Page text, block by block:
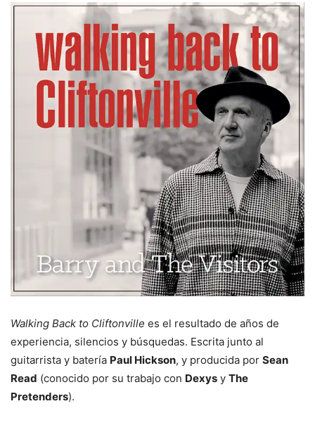
Walking Back to Cliftonville es el resultado de años de
experiencia, silencios y búsquedas. Escrita junto al
guitarrista y batería Paul Hickson, y producida por Sean
Read (conocido por su trabajo con Dexys y The
Pretenders).